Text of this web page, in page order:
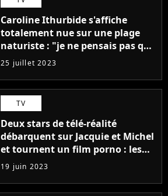
Caroline Ithurbide s'affiche
totalement nue sur une plage
naturiste : "je ne pensais pas que
j'arriverais à le faire..."
25 juillet 2023
TV
Deux stars de télé-réalité
débarquent sur Jacquie et Michel
et tournent un film porno : les
premières images du tournage
(exclu)
19 juin 2023